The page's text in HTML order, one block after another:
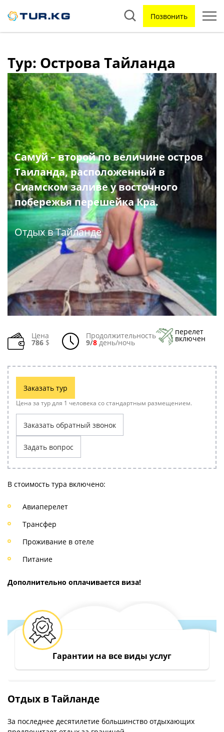
Позвонить
Тур: Острова Тайланда
Самуй – второй по величине остров
Таиланда, расположенный в
Сиамском заливе у восточного
побережья перешейка Кра.
Отдых в Тайланде
Цена
786 $
Продолжительность
9/8 день/ночь
перелет
включен
Заказать тур
Цена за тур для 1 человека со стандартным размещением.
Заказать обратный звонок
Задать вопрос
В стоимость тура включено:
Авиаперелет
Трансфер
Проживание в отеле
Питание
Дополнительно оплачивается виза!
Гарантии на все виды услуг
Отдых в Тайланде
За последнее десятилетие большинство отдыхающих